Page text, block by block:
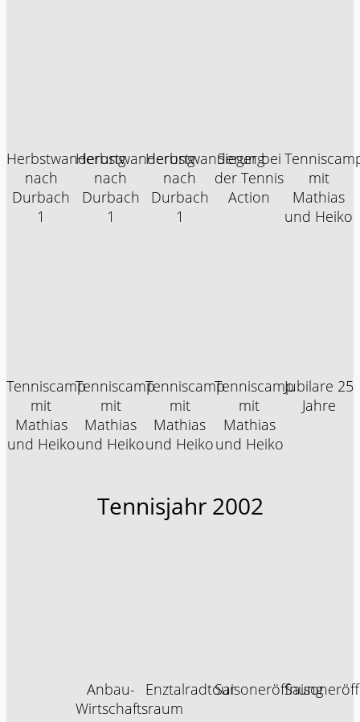
Herbstwanderung
nach
Durbach
1
Herbstwanderung
nach
Durbach
1
Herbstwanderung
nach
Durbach
1
Sieger bei
der Tennis
Action
mit
Mathias
und Heiko
Tenniscamp
mit
Mathias
und Heiko
Tenniscamp
mit
Mathias
und Heiko
Tenniscamp
mit
Mathias
und Heiko
Tenniscamp
mit
Mathias
und Heiko
Jubilare 25
Jahre
Tennisjahr 2002
Anbau-
Wirtschaftsraum
EnztalradtourSaisoneröffnung